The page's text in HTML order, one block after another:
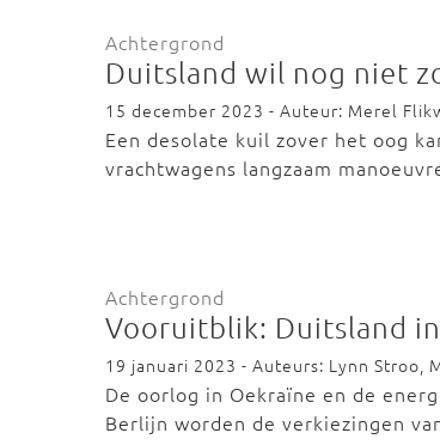
Achtergrond
Duitsland wil nog niet
15 december 2023 - Auteur: Merel
Een desolate kuil zover het oog
vrachtwagens langzaam
Achtergrond
Vooruitblik: Duitsland
19 januari 2023 - Auteurs: Lynn Stroo,
De oorlog in Oekraïne en de
Berlijn worden de verkiezingen